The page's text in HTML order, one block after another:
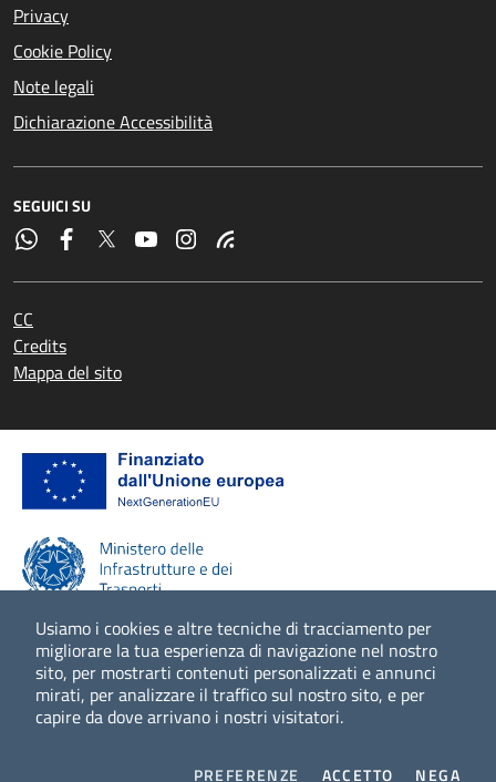
Usiamo i cookies e altre tecniche di tracciamento per
migliorare la tua esperienza di navigazione nel nostro
sito, per mostrarti contenuti personalizzati e annunci
mirati, per analizzare il traffico sul nostro sito, e per
capire da dove arrivano i nostri visitatori.
PREFERENZE COOKIES
ACCETTO I COOKIES
NEGAI
Privacy
Cookie Policy
Note legali
Dichiarazione Accessibilità
SEGUICI SU
CC
Credits
Mappa del sito
Scopri di più